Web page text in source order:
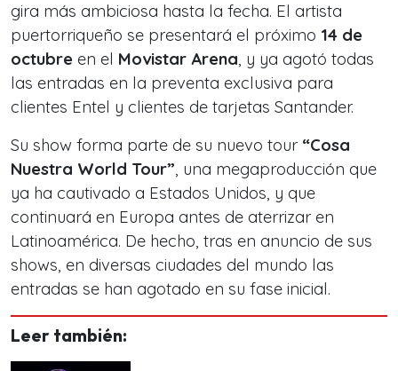
gira más ambiciosa hasta la fecha. El artista
puertorriqueño se presentará el próximo 14 de
octubre en el Movistar Arena, y ya agotó todas
las entradas en la preventa exclusiva para
clientes Entel y clientes de tarjetas Santander.
Su show forma parte de su nuevo tour “Cosa
Nuestra World Tour”, una megaproducción que
ya ha cautivado a Estados Unidos, y que
continuará en Europa antes de aterrizar en
Latinoamérica. De hecho, tras en anuncio de sus
shows, en diversas ciudades del mundo las
entradas se han agotado en su fase inicial.
Leer también: